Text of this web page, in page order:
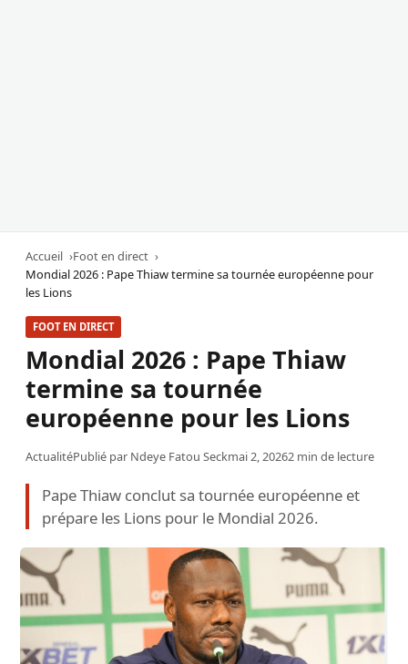
Accueil
Foot en direct
Mondial 2026 : Pape Thiaw termine sa tournée européenne pour
les Lions
FOOT EN DIRECT
Mondial 2026 : Pape Thiaw
termine sa tournée
européenne pour les Lions
ActualitéPublié par Ndeye Fatou Seckmai 2, 20262 min de lecture
Pape Thiaw conclut sa tournée européenne et
prépare les Lions pour le Mondial 2026.